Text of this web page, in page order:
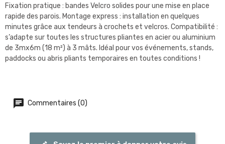
Fixation pratique : bandes Velcro solides pour une mise en place
rapide des parois. Montage express : installation en quelques
minutes grâce aux tendeurs à crochets et velcros. Compatibilité :
s’adapte sur toutes les structures pliantes en acier ou aluminium
de 3mx6m (18 m²) à 3 mâts. Idéal pour vos événements, stands,
paddocks ou abris pliants temporaires en toutes conditions !
Commentaires (0)